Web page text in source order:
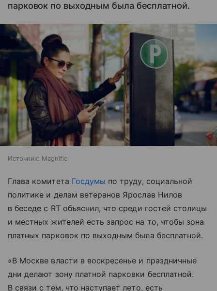
парковок по выходным была бесплатной.
Источник: Magnific
Глава комитета Госдумы по труду, социальной
политике и делам ветеранов Ярослав Нилов
в беседе с RT объяснил, что среди гостей столицы
и местных жителей есть запрос на то, чтобы зона
платных парковок по выходным была бесплатной.
«В Москве власти в воскресенье и праздничные
дни делают зону платной парковки бесплатной.
В связи с тем, что наступает лето, есть